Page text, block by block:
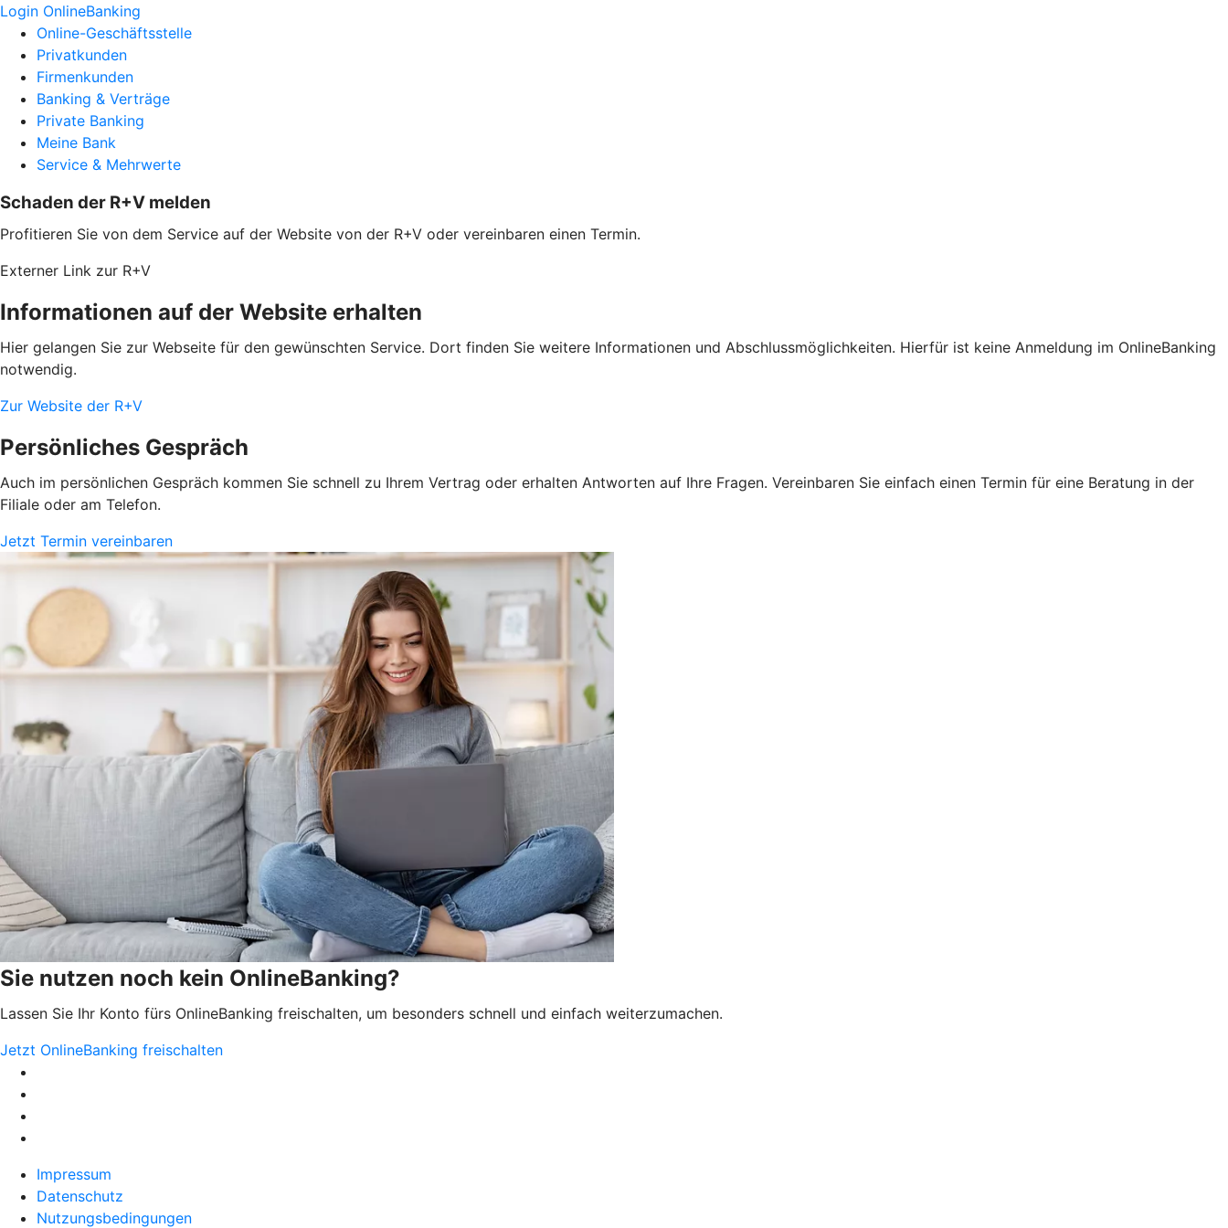
Login OnlineBanking
Online-Geschäftsstelle
Privatkunden
Firmenkunden
Banking & Verträge
Private Banking
Meine Bank
Service & Mehrwerte
Schaden der R+V melden
Profitieren Sie von dem Service auf der Website von der R+V oder vereinbaren einen Termin.
Externer Link zur R+V
Informationen auf der Website erhalten
Hier gelangen Sie zur Webseite für den gewünschten Service. Dort finden Sie weitere Informationen und Abschlussmöglichkeiten. Hierfür ist keine Anmeldung im OnlineBanking
notwendig.
Zur Website der R+V
Persönliches Gespräch
Auch im persönlichen Gespräch kommen Sie schnell zu Ihrem Vertrag oder erhalten Antworten auf Ihre Fragen. Vereinbaren Sie einfach einen Termin für eine Beratung in der
Filiale oder am Telefon.
Jetzt Termin vereinbaren
Sie nutzen noch kein OnlineBanking?
Lassen Sie Ihr Konto fürs OnlineBanking freischalten, um besonders schnell und einfach weiterzumachen.
Jetzt OnlineBanking freischalten
Impressum
Datenschutz
Nutzungsbedingungen